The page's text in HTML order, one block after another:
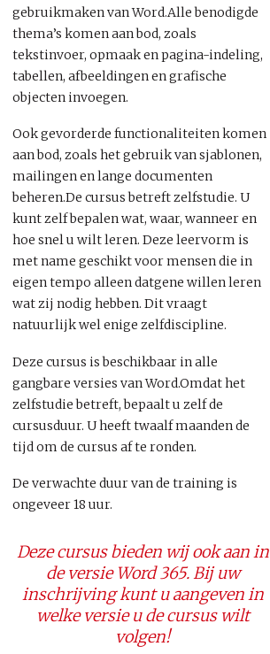
gebruikmaken van Word.Alle benodigde
thema’s komen aan bod, zoals
tekstinvoer, opmaak en pagina-indeling,
tabellen, afbeeldingen en grafische
objecten invoegen.
Ook gevorderde functionaliteiten komen
aan bod, zoals het gebruik van sjablonen,
mailingen en lange documenten
beheren.De cursus betreft zelfstudie. U
kunt zelf bepalen wat, waar, wanneer en
hoe snel u wilt leren. Deze leervorm is
met name geschikt voor mensen die in
eigen tempo alleen datgene willen leren
wat zij nodig hebben. Dit vraagt
natuurlijk wel enige zelfdiscipline.
Deze cursus is beschikbaar in alle
gangbare versies van Word.Omdat het
zelfstudie betreft, bepaalt u zelf de
cursusduur. U heeft twaalf maanden de
tijd om de cursus af te ronden.
De verwachte duur van de training is
ongeveer 18 uur.
Deze cursus bieden wij ook aan in
de versie Word 365. Bij uw
inschrijving kunt u aangeven in
welke versie u de cursus wilt
volgen!